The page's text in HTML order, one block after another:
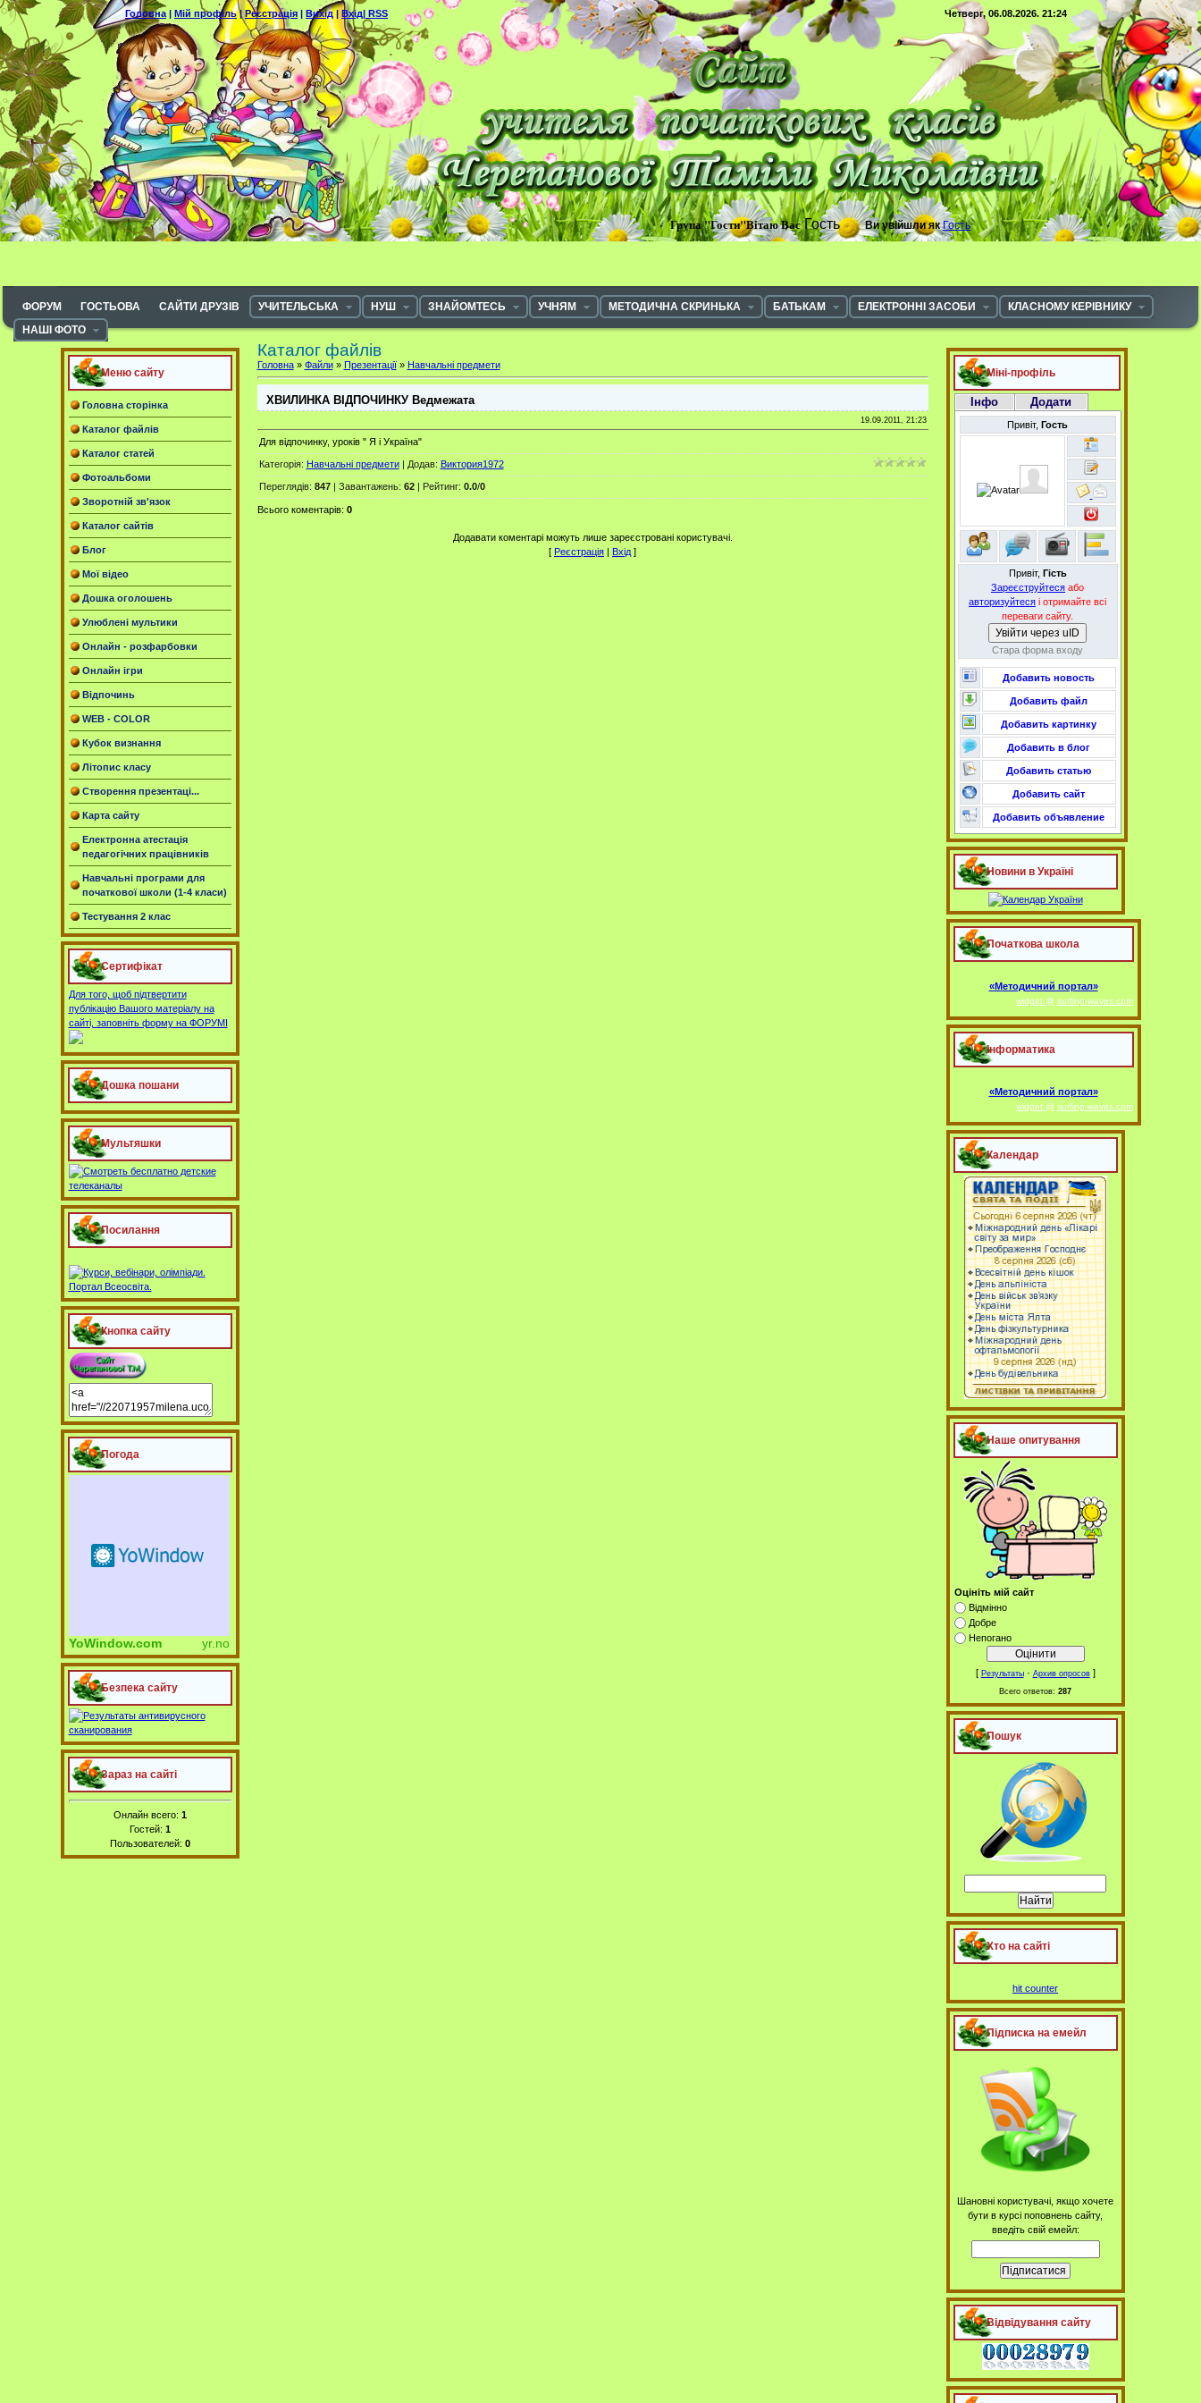
Головна | Мій профіль|Реєстрація | Вихід |Вхід| RSS Четверг, 06.08.2026. 21:24
Група "Гости"Вітаю ВасГость Ви увійшли як Гость
ФОРУМ ГОСТЬОВА САЙТИ ДРУЗІВ УЧИТЕЛЬСЬКА НУШ ЗНАЙОМТЕСЬ УЧНЯМ МЕТОДИЧНА СКРИНЬКА БАТЬКАМ ЕЛЕКТРОННІ ЗАСОБИ
КЛАСНОМУ КЕРІВНИКУ
НАШІ ФОТО
Меню сайту
Головна сторінка
Каталог файлів
Каталог статей
Фотоальбоми
Зворотній зв'язок
Каталог сайтів
Блог
Мої відео
Дошка оголошень
Улюблені мультики
Онлайн - розфарбовки
Онлайн ігри
Відпочинь
WEB - COLOR
Кубок визнання
Літопис класу
Створення презентаці...
Карта сайту
Електронна атестація
педагогічних працівників
Навчальні програми для
початкової школи (1-4 класи)
Тестування 2 клас
Сертифікат
Для того, щоб підтвертити
публікацію Вашого матеріалу на
сайті, заповніть форму на ФОРУМІ
Дошка пошани
Мультяшки
Посилання
Кнопка сайту
Погода
YoWindow.com yr.no
Безпека сайту
Зараз на сайті
Онлайн всего: 1
Гостей: 1
Пользователей: 0
Каталог файлів
Головна» Файли» Презентації» Навчальні предмети
ХВИЛИНКА ВІДПОЧИНКУ Ведмежата
19.09.2011, 21:23
Для відпочинку, уроків " Я і Україна"
Категорія: Навчальні предмети| Додав: Виктория1972
Переглядів: 847| Завантажень: 62| Рейтинг: 0.0/0
Всього коментарів: 0
Додавати коментарі можуть лише зареєстровані користувачі.
[ Реєстрація | Вхід ]
Міні-профіль
Інфо Додати
Привіт, Гость
Привіт, Гість
Зареєструйтеся або
авторизуйтеся і отримайте всі
переваги сайту.
Увійти через uID
Стара форма входу
Добавить новость
Добавить файл
Добавить картинку
Добавить в блог
Добавить статью
Добавить сайт
Добавить объявление
Новини в Україні
Початкова школа
«Методичний портал»
widget @ surfing-waves.com
Інформатика
«Методичний портал»
widget @ surfing-waves.com
Календар
Наше опитування
Оцініть мій сайт
Відмінно
Добре
Непогано
[ Результаты· Архив опросов]
Всего ответов: 287
Пошук
Хто на сайті
hit counter
Підписка на емейл
Шановні користувачі, якщо хочете
бути в курсі поповнень сайту,
введіть свій емейл:
Відвідування сайту